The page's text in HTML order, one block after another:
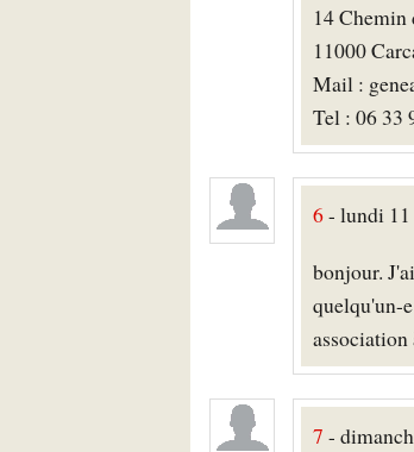
14
11000
Mail :
Tel : 06 33
6- lundi
bonjour.
quelqu'un-
association
7 -